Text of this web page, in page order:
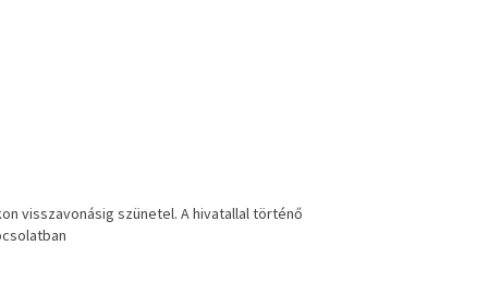
visszavonásig szünetel. A hivatallal történő
csolatban